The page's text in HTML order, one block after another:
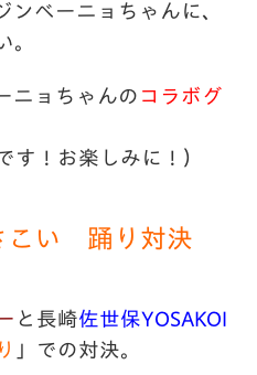
ンベーニョちゃんに、
。
ニョちゃんの コラボグ
す！お楽しみに！）
こい 踊り対決
と長崎佐世保YOSAKOI
」での対決。